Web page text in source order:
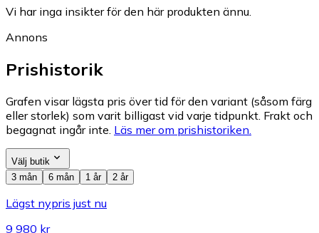
Vi har inga insikter för den här produkten ännu.
Annons
Prishistorik
Grafen visar lägsta pris över tid för den variant (såsom färg
eller storlek) som varit billigast vid varje tidpunkt. Frakt och
begagnat ingår inte. Läs mer om prishistoriken.
Välj butik
3 mån
6 mån 1 år 2 år
Lägst nypris just nu
9 980 kr